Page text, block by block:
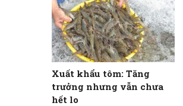
Xuất khẩu tôm: Tăng
trưởng nhưng vẫn chưa
hết lo